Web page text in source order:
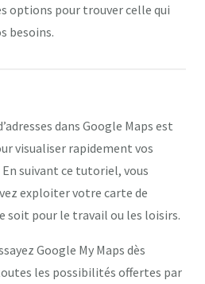
options pour trouver celle qui
besoins.
dans Google Maps est
visualiser rapidement vos
suivant ce tutoriel, vous
exploiter votre carte de
soit pour le travail ou les loisirs.
Google My Maps dès
les possibilités offertes par